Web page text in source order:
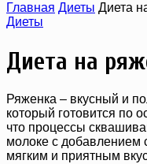
Главная Диеты Диета
Диеты
Диета на
Ряженка – вкусный и
который готовится по
что процессы
молоке с добавлением
мягким и приятным